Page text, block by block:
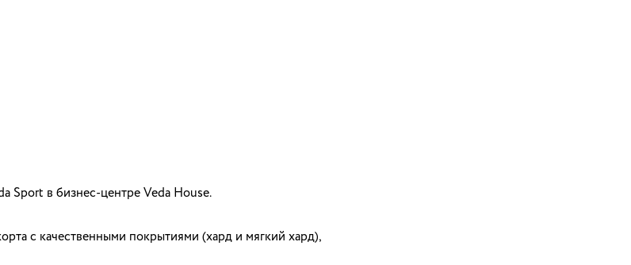
Sport в бизнес-центре Veda House.
с качественными покрытиями (хард и мягкий хард),